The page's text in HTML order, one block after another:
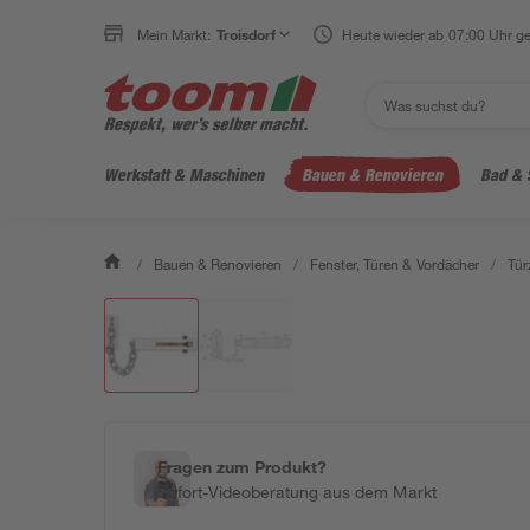
Mein Markt: Troisdorf Heute wieder ab 07:00 Uhr
Werkstatt & Maschinen Bauen & Renovieren Bad &
/ Bauen & Renovieren / Fenster, Türen & Vordächer /
Fragen zum Produkt?
Sofort-Videoberatung aus dem Markt